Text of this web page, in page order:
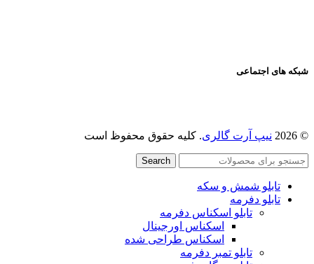
شبکه های اجتماعی
© 2026 نیپ آرت گالری. کلیه حقوق محفوظ است
Search
تابلو شمش و سکه
تابلو دفرمه
تابلو اسکناس دفرمه
اسکناس اورجینال
اسکناس طراحی شده
تابلو تمبر دفرمه